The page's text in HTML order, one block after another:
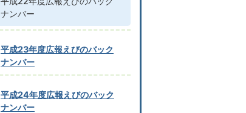
ナンバー
平成23年度広報えびのバック
ナンバー
平成24年度広報えびのバック
ナンバー